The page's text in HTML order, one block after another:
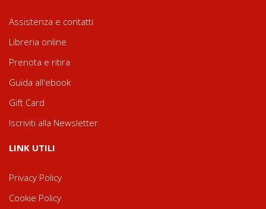
Assistenza e contatti
Libreria online
Prenota e ritira
Guida all'ebook
Gift Card
Iscriviti alla Newsletter
LINK UTILI
Privacy Policy
Cookie Policy